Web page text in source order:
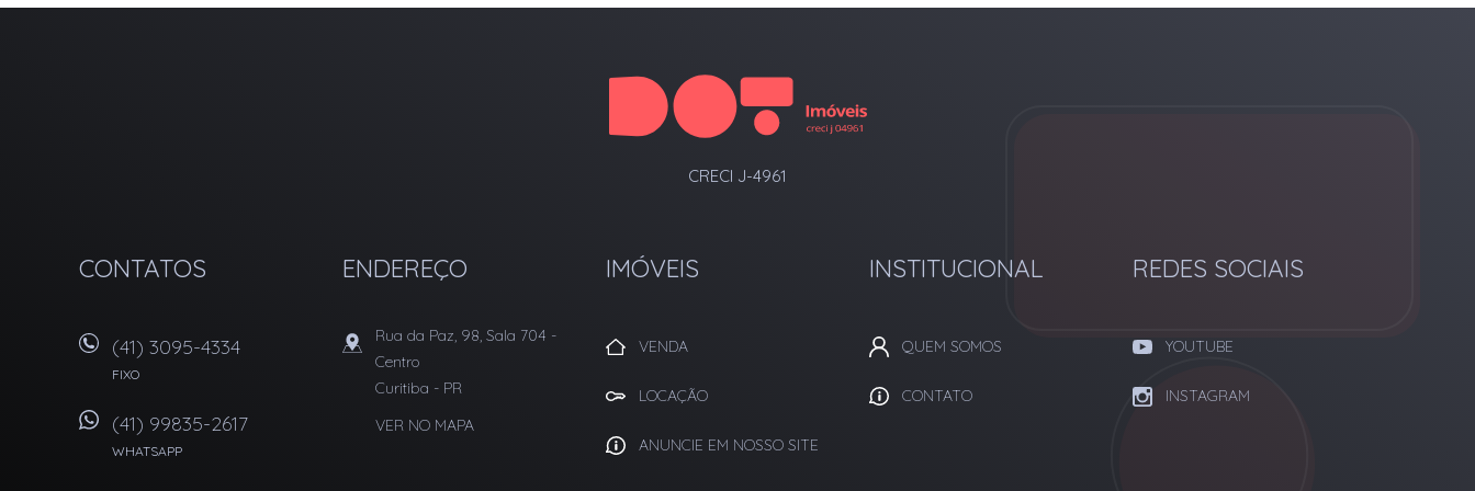
CRECI J-4961
CONTATOS
(41) 3095-4334
FIXO
(41) 99835-2617
WHATSAPP
ENDEREÇO
Rua da Paz, 98, Sala 704 -
Centro
Curitiba - PR
VER NO MAPA
IMÓVEIS
VENDA
LOCAÇÃO
ANUNCIE EM NOSSO SITE
INSTITUCIONAL
QUEM SOMOS
CONTATO
REDES SOCIAIS
YOUTUBE
INSTAGRAM